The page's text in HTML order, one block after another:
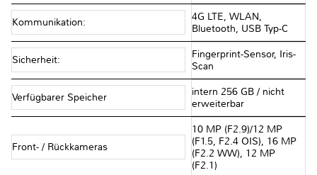
Kommunikation:
4G LTE, WLAN,
Bluetooth, USB Typ-C
Sicherheit:
Fingerprint-Sensor, Iris-
Scan
Verfügbarer Speicher
intern 256 GB / nicht
erweiterbar
Front- / Rückkameras
10 MP (F2.9)/12 MP
(F1.5, F2.4 OIS), 16 MP
(F2.2 WW), 12 MP
(F2.1)